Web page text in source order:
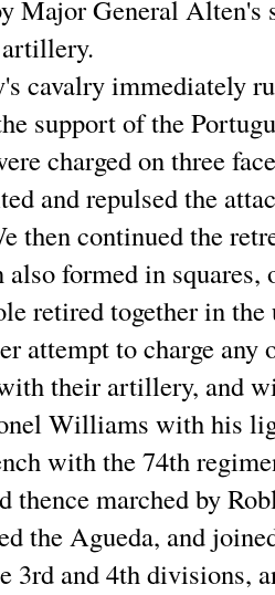
Major General Alten's
cavalry immediately
support of the
charged on three
and repulsed the
then continued the
formed in
retired together in
attempt to charge
their artillery, and
Williams with his
with the 74th
thence marched by
the Agueda, and
3rd and 4th divisions,